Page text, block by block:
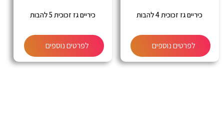
כיריים גז זכוכית 4 להבות
לפרטים נוספים
כיריים גז זכוכית 5 להבות
לפרטים נוספים